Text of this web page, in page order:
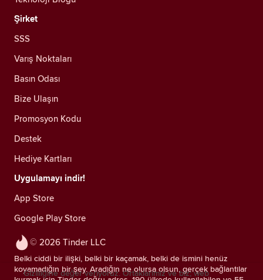
© 2026 Tinder LLC
Belki ciddi bir ilişki, belki bir kaçamak, belki de ismini henüz
koyamadığın bir şey. Aradığın ne olursa olsun, gerçek bağlantılar
Şirket
SSS
Varış Noktaları
Basın Odası
Bize Ulaşın
Promosyon Kodu
Destek
Hediye Kartları
Uygulamayı indir!
App Store
Google Play Store
Gizliliğine değer veriyoruz. Ortaklarımız ve biz; web